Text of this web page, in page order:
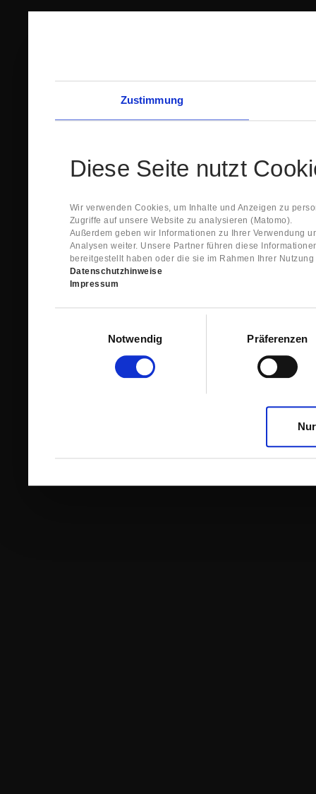
Zustimmung
Diese Seite nutzt
Wir verwenden Cookies, um Inhalte und Anzeigen zu
Zugriffe auf unsere Website zu analysieren (Matomo).
Außerdem geben wir Informationen zu Ihrer Verwendung
Analysen weiter. Unsere Partner führen diese
bereitgestellt haben oder die sie im Rahmen Ihrer
Datenschutzhinweise
Impressum
Notwendig
Präferenzen